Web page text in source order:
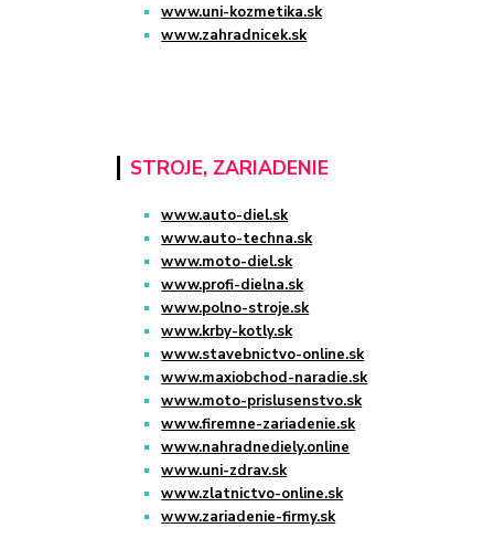
www.uni-kozmetika.sk
www.zahradnicek.sk
STROJE, ZARIADENIE
www.auto-diel.sk
www.auto-techna.sk
www.moto-diel.sk
www.profi-dielna.sk
www.polno-stroje.sk
www.krby-kotly.sk
www.stavebnictvo-online.sk
www.maxiobchod-naradie.sk
www.moto-prislusenstvo.sk
www.firemne-zariadenie.sk
www.nahradnediely.online
www.uni-zdrav.sk
www.zlatnictvo-online.sk
www.zariadenie-firmy.sk